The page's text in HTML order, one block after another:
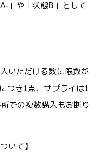
」や「状態B」として
いただける数に限数が
つき1点、サプライは1
での複数購入もお断り
いて】